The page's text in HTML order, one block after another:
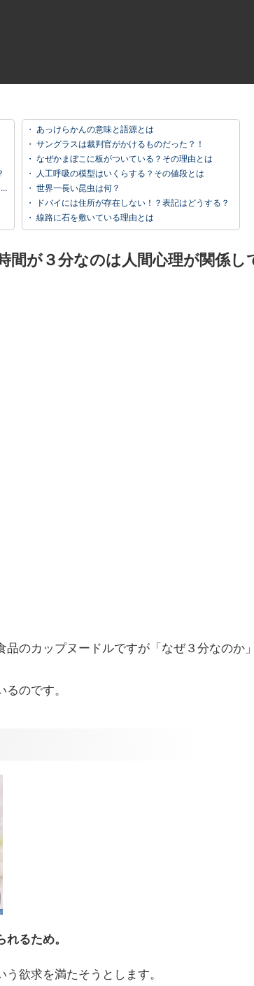
・ あっけらかんの意味と語源とは
・ サングラスは裁判官がかけるものだった？！
・ なぜかまぼこに板がついている？その理由とは
・ 人工呼吸の模型はいくらする？その値段とは
・ 世界一長い昆虫は何？
・
ドバイには住所が存在しない！？表記はどうする？
・ 線路に石を敷いている理由とは
間が３分なのは人間心理が関係し
のカップヌードルですが「なぜ３分なのか
のです。
るため。
欲求を満たそうとします。